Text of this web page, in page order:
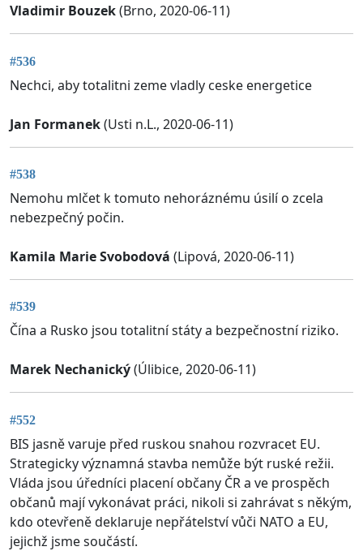
Vladimir Bouzek(Brno, 2020-06-11)
#536
Nechci, aby totalitni zeme vladly ceske energetice
Jan Formanek(Usti n.L., 2020-06-11)
#538
Nemohu mlčet k tomuto nehoráznému úsilí o zcela
nebezpečný počin.
Kamila Marie Svobodová (Lipová, 2020-06-11)
#539
Čína a Rusko jsou totalitní státy a bezpečnostní riziko.
Marek Nechanický(Úlibice, 2020-06-11)
#552
BIS jasně varuje před ruskou snahou rozvracet EU.
Strategicky významná stavba nemůže být ruské režii.
Vláda jsou úředníci placení občany ČR a ve prospěch
občanů mají vykonávat práci, nikoli si zahrávat s někým,
kdo otevřeně deklaruje nepřátelství vůči NATO a EU,
jejichž jsme součástí.